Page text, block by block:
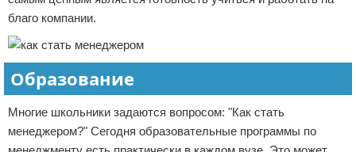
благо компании.
Образование
Многие школьники задаются вопросом: "Как стать
менеджером?" Сегодня образовательные программы по